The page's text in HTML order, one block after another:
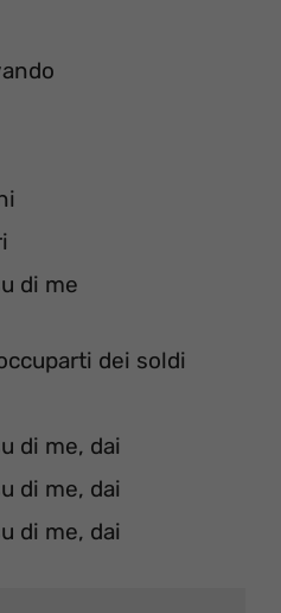
di me
dei soldi
di me, dai
di me, dai
di me, dai